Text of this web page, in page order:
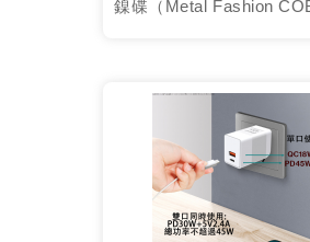
鎳碟（Metal Fashion